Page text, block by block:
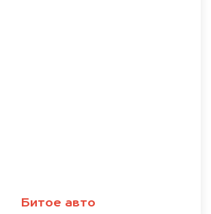
Битое авто